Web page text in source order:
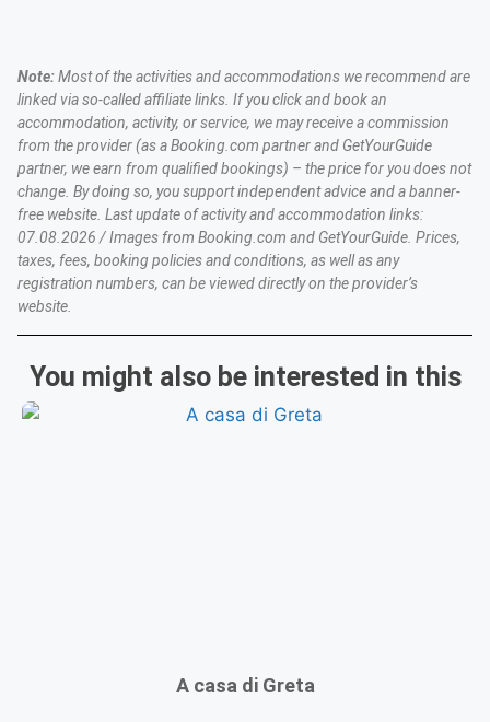
Note:Most of the activities and accommodations we recommend are
linked via so-called affiliate links. If you click and book an
accommodation, activity, or service, we may receive a commission
from the provider (as a Booking.com partner and GetYourGuide
partner, we earn from qualified bookings) – the price for you does not
change. By doing so, you support independent advice and a banner-
free website. Last update of activity and accommodation links:
07.08.2026 / Images from Booking.com and GetYourGuide. Prices,
taxes, fees, booking policies and conditions, as well as any
registration numbers, can be viewed directly on the provider’s
website.
You might also be interested in this
A casa di Greta